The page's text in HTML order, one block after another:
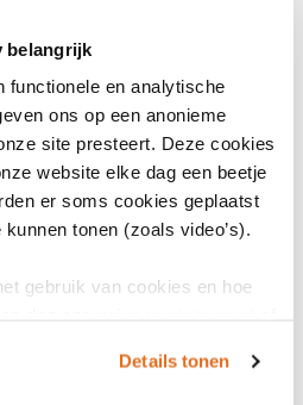
belangrijk
functionele en analytische
ons op een anonieme
site presteert. Deze cookies
website elke dag een beetje
er soms cookies geplaatst
tonen (zoals video’s).
gebruik van cookies en hoe
Details tonen
venster)
ISO(opent
in
een
nieuw
venster)
Ja
iso-13606-2-openehr-
uitwisselingsspecificatie
in
venster)
Marktfinanciering